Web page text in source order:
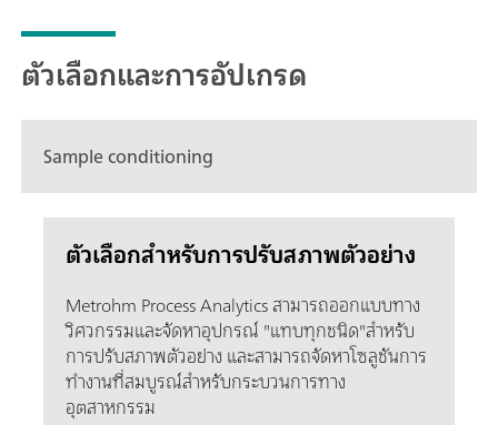
ตัวเลือกและการอัปเกรด
Sample conditioning
ตัวเลือกสำหรับการปรับสภาพตัวอย่าง
Metrohm Process Analytics สามารถออกแบบทาง
วิศวกรรมและจัดหาอุปกรณ์ "แทบทุกชนิด"สำหรับ
การปรับสภาพตัวอย่าง และสามารถจัดหาโซลูชันการ
ทำงานที่สมบูรณ์สำหรับกระบวนการทาง
อุตสาหกรรม